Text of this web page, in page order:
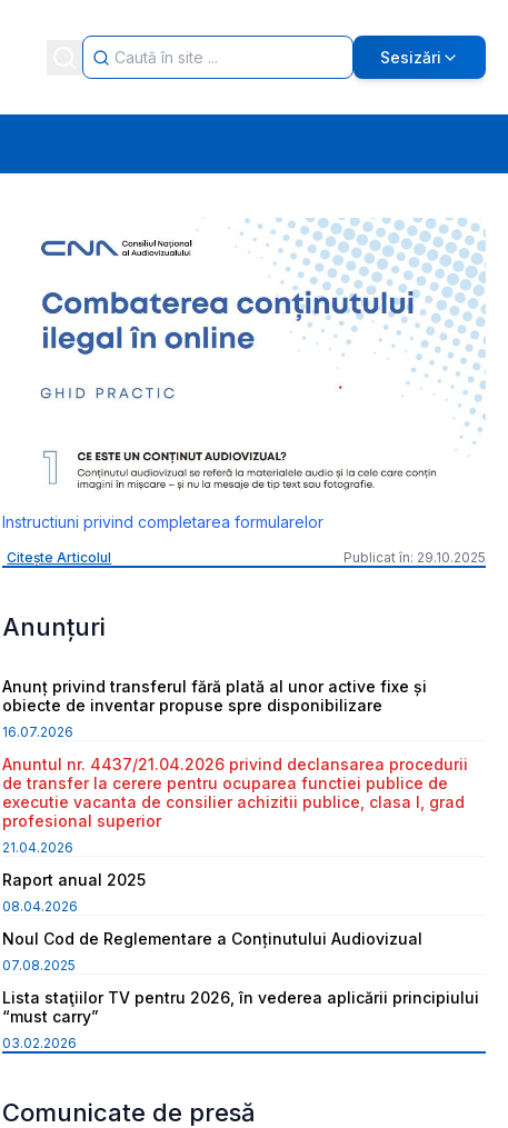
Sesizări
Instructiuni privind completarea formularelor
Citește Articolul Publicat în: 29.10.2025
Anunțuri
Anunț privind transferul fără plată al unor active fixe și
obiecte de inventar propuse spre disponibilizare
16.07.2026
Anuntul nr. 4437/21.04.2026 privind declansarea procedurii
de transfer la cerere pentru ocuparea functiei publice de
executie vacanta de consilier achizitii publice, clasa I, grad
profesional superior
21.04.2026
Raport anual 2025
08.04.2026
Noul Cod de Reglementare a Conținutului Audiovizual
07.08.2025
Lista staţiilor TV pentru 2026, în vederea aplicării principiului
“must carry”
03.02.2026
Comunicate de presă